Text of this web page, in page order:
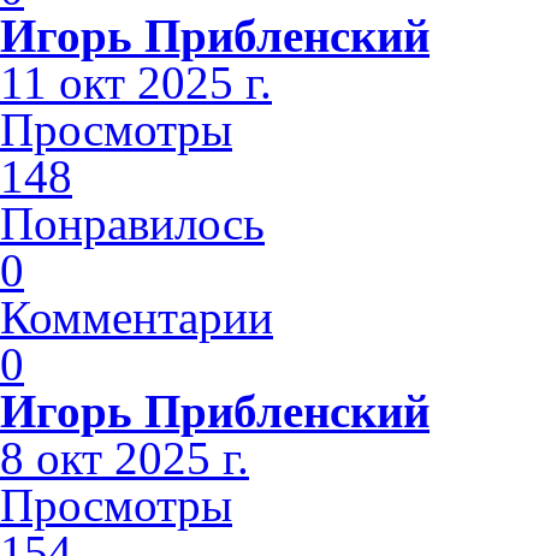
Игорь Прибленский
11 окт 2025 г.
Просмотры
148
Понравилось
0
Комментарии
0
Игорь Прибленский
8 окт 2025 г.
Просмотры